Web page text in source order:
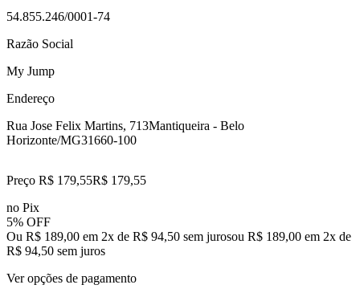
54.855.246/0001-74
Razão Social
My Jump
Endereço
Rua Jose Felix Martins, 713Mantiqueira - Belo
Horizonte/MG31660-100
Preço R$ 179,55R$ 179,55
no Pix
5% OFF
Ou R$ 189,00 em 2x de R$ 94,50 sem jurosou R$ 189,00 em 2x de
R$ 94,50 sem juros
Ver opções de pagamento